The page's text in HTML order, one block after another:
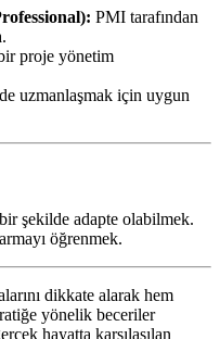
PMI tarafından
proje yönetim
uzmanlaşmak için uygun
şekilde adapte olabilmek.
öğrenmek.
dikkate alarak hem
yönelik beceriler
hayatta karşılaşılan